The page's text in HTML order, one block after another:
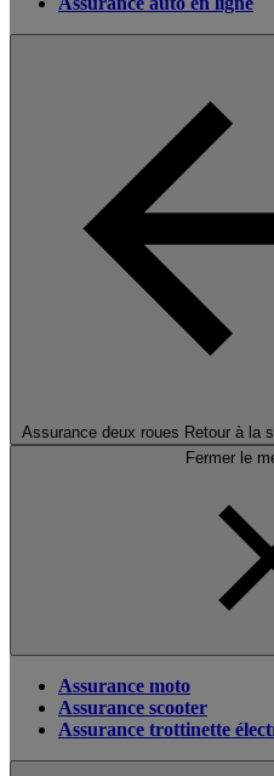
Assurance deux roues Retour à la
Fermer le
Assurance moto
Assurance scooter
Assurance trottinette